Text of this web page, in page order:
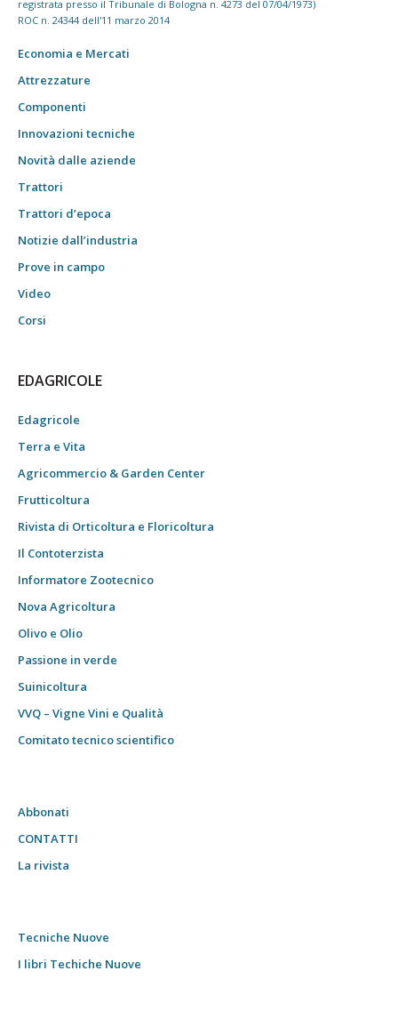
registrata presso il Tribunale di Bologna n. 4273 del 07/04/1973)
ROC n. 24344 dell'11 marzo 2014
Economia e Mercati
Attrezzature
Componenti
Innovazioni tecniche
Novità dalle aziende
Trattori
Trattori d’epoca
Notizie dall’industria
Prove in campo
Video
Corsi
EDAGRICOLE
Edagricole
Terra e Vita
Agricommercio & Garden Center
Frutticoltura
Rivista di Orticoltura e Floricoltura
Il Contoterzista
Informatore Zootecnico
Nova Agricoltura
Olivo e Olio
Passione in verde
Suinicoltura
VVQ – Vigne Vini e Qualità
Comitato tecnico scientifico
Abbonati
CONTATTI
La rivista
Tecniche Nuove
I libri Techiche Nuove